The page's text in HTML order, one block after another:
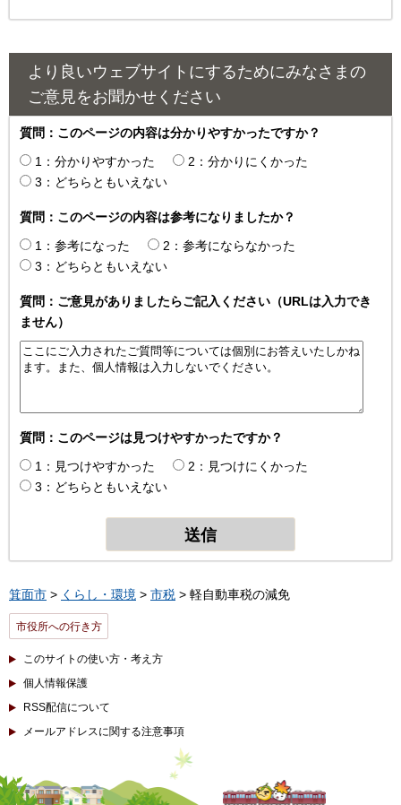
より良いウェブサイトにするためにみなさまの
ご意見をお聞かせください
質問：このページの内容は分かりやすかったですか？
1：分かりやすかった
2：分かりにくかった
3：どちらともいえない
質問：このページの内容は参考になりましたか？
1：参考になった
2：参考にならなかった
3：どちらともいえない
質問：ご意見がありましたらご記入ください（URLは入力でき
ません）
質問：このページは見つけやすかったですか？
1：見つけやすかった
2：見つけにくかった
3：どちらともいえない
箕面市 > くらし・環境 > 市税 > 軽自動車税の減免
市役所への行き方
このサイトの使い方・考え方
個人情報保護
RSS配信について
メールアドレスに関する注意事項